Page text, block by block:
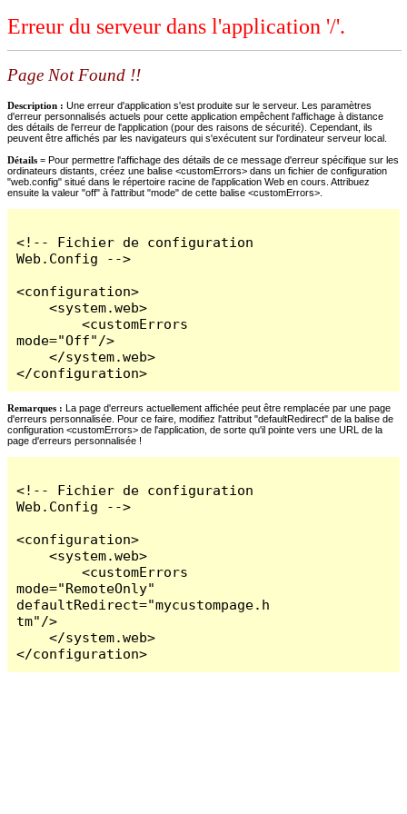
Erreur du serveur dans l'application '/'.
Page Not Found !!
Description : Une erreur d'application s'est produite sur le serveur. Les paramètres
d'erreur personnalisés actuels pour cette application empêchent l'affichage à distance
des détails de l'erreur de l'application (pour des raisons de sécurité). Cependant, ils
peuvent être affichés par les navigateurs qui s'exécutent sur l'ordinateur serveur local.
Détails = Pour permettre l'affichage des détails de ce message d'erreur spécifique sur les
ordinateurs distants, créez une balise <customErrors> dans un fichier de configuration
"web.config" situé dans le répertoire racine de l'application Web en cours. Attribuez
ensuite la valeur "off" à l'attribut "mode" de cette balise <customErrors>.
<!-- Fichier de configuration
Web.Config -->
<configuration>
    <system.web>
        <customErrors
mode="Off"/>
    </system.web>
</configuration>
Remarques : La page d'erreurs actuellement affichée peut être remplacée par une page
d'erreurs personnalisée. Pour ce faire, modifiez l'attribut "defaultRedirect" de la balise de
configuration <customErrors> de l'application, de sorte qu'il pointe vers une URL de la
page d'erreurs personnalisée !
<!-- Fichier de configuration
Web.Config -->
<configuration>
    <system.web>
        <customErrors
mode="RemoteOnly"
defaultRedirect="mycustompage.h
tm"/>
    </system.web>
</configuration>